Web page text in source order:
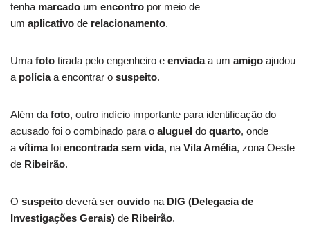
tenha marcado um encontro por meio de
um aplicativo de relacionamento.
Uma foto tirada pelo engenheiro e enviadaa um amigo ajudou
a políciaa encontrar o suspeito.
Além da foto, outro indício importante para identificação do
acusado foi o combinado para o aluguel do quarto, onde
a vítimafoi encontrada sem vida, na Vila Amélia, zona Oeste
de Ribeirão.
O suspeito deverá ser ouvido na DIG (Delegacia de
Investigações Gerais) de Ribeirão.